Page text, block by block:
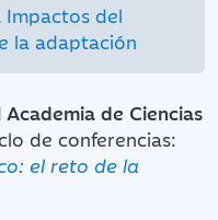
Impactos del
la adaptación
Academia de Ciencias
de conferencias:
el reto de la